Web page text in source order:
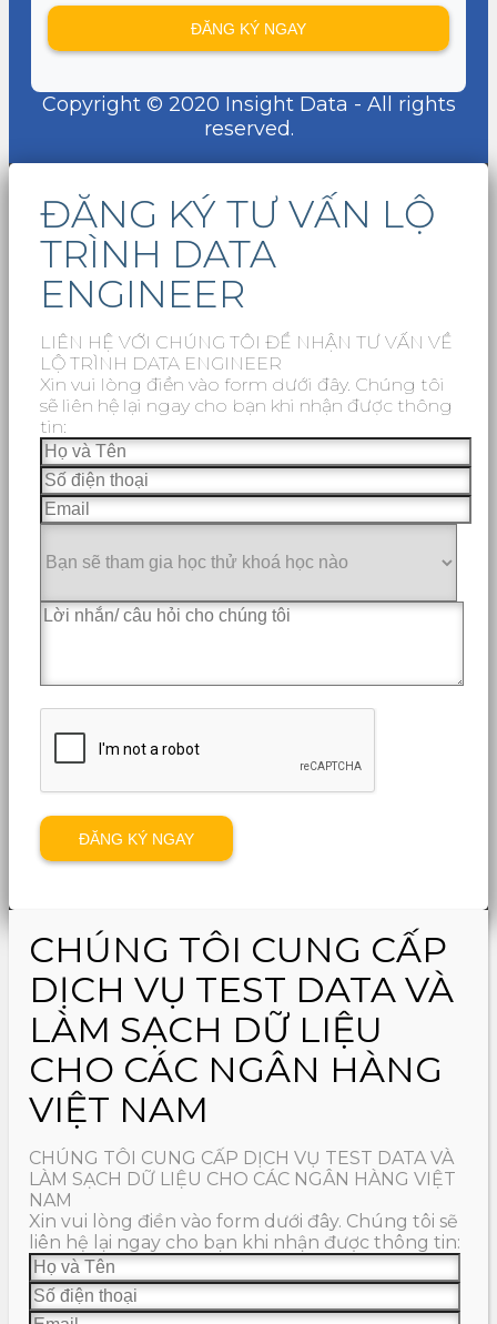
Copyright © 2020 Insight Data - All rights
reserved.
ĐĂNG KÝ TƯ VẤN LỘ
TRÌNH DATA
ENGINEER
LIÊN HỆ VỚI CHÚNG TÔI ĐỂ NHẬN TƯ VẤN VỀ
LỘ TRÌNH DATA ENGINEER
Xin vui lòng điền vào form dưới đây. Chúng tôi
sẽ liên hệ lại ngay cho bạn khi nhận được thông
tin:
CHÚNG TÔI CUNG CẤP
DỊCH VỤ TEST DATA VÀ
LÀM SẠCH DỮ LIỆU
CHO CÁC NGÂN HÀNG
VIỆT NAM
CHÚNG TÔI CUNG CẤP DỊCH VỤ TEST DATA VÀ
LÀM SẠCH DỮ LIỆU CHO CÁC NGÂN HÀNG VIỆT
NAM
Xin vui lòng điền vào form dưới đây. Chúng tôi sẽ
liên hệ lại ngay cho bạn khi nhận được thông tin: